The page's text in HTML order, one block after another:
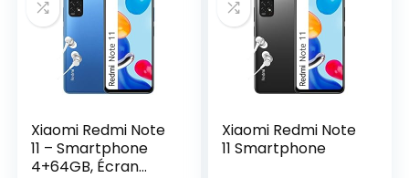
Xiaomi Redmi Note
11 – Smartphone
4+64GB, Écran
Xiaomi Redmi Note
11 Smartphone